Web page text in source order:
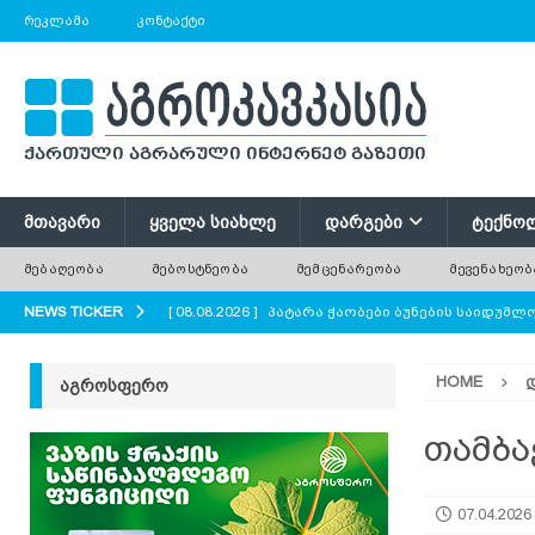
ᲠᲔᲙᲚᲐᲛᲐ ᲙᲝᲜᲢᲐᲥᲢᲘ
ᲛᲗᲐᲕᲐᲠᲘ ᲧᲕᲔᲚᲐ ᲡᲘᲐᲮᲚᲔ ᲓᲐᲠᲒᲔᲑᲘ
ᲛᲔᲑᲐᲦᲔᲝᲑᲐ ᲛᲔᲑᲝᲡᲢᲜᲔᲝᲑᲐ ᲛᲔᲛᲪᲔᲜᲐᲠᲔᲝᲑᲐ
NEWS TICKER [ 08.08.2026 ] პატარა ჭაობები ბუნების
ერთი საზამთრო, რომელიც ორი
[ 08.08.2026 ] რა უნდა გავითვალისწინოთ
[ 08.08.2026 ] მინდვრის პატარა ყვავილები
ყვავილოვანი მდელოები? AGROPLUS
HOME
07.04.2026
ᲐᲒᲠᲝᲡᲤᲔᲠᲝ